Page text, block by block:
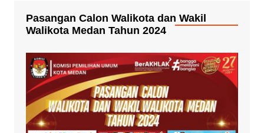
Pasangan Calon Walikota dan Wakil
Walikota Medan Tahun 2024